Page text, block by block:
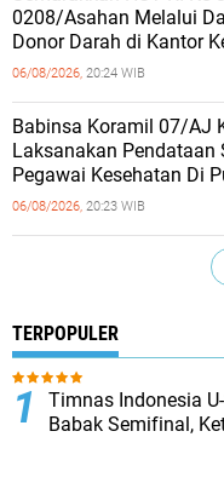
0208/Asahan Melalui
Donor Darah di Kantor
06/08/2026, 20:24 WIB
Babinsa Koramil 07/AJ
Laksanakan Pendataan
Pegawai Kesehatan Di
06/08/2026, 20:23 WIB
TERPOPULER
Timnas Indonesia
Babak Semifinal,